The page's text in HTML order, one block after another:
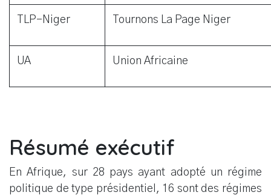
TLP-Niger Tournons La Page Niger
UA Union Africaine
Résumé exécutif
En Afrique, sur 28 pays ayant adopté un régime
politique de type présidentiel, 16 sont des régimes